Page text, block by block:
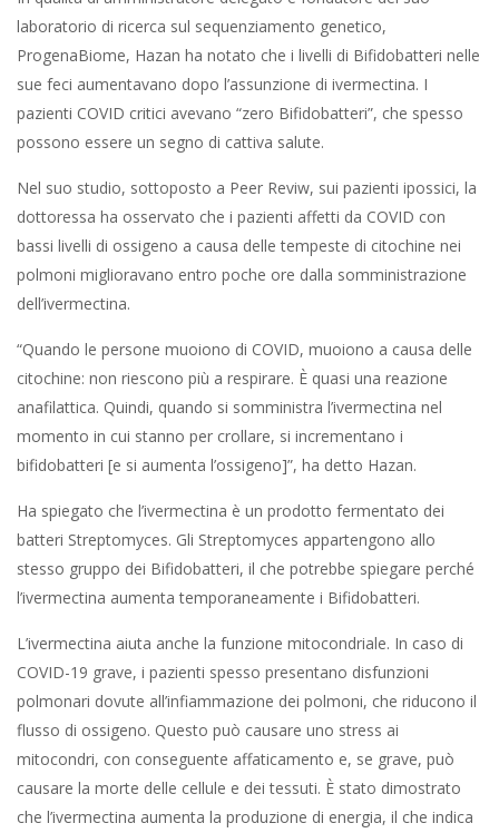
laboratorio di ricerca sul sequenziamento genetico,
ProgenaBiome, Hazan ha notato che i livelli di Bifidobatteri nelle
sue feci aumentavano dopo l’assunzione di ivermectina. I
pazienti COVID critici avevano “zero Bifidobatteri”, che spesso
possono essere un segno di cattiva salute.
Nel suo studio, sottoposto a Peer Reviw, sui pazienti ipossici, la
dottoressa ha osservato che i pazienti affetti da COVID con
bassi livelli di ossigeno a causa delle tempeste di citochine nei
polmoni miglioravano entro poche ore dalla somministrazione
dell’ivermectina.
“Quando le persone muoiono di COVID, muoiono a causa delle
citochine: non riescono più a respirare. È quasi una reazione
anafilattica. Quindi, quando si somministra l’ivermectina nel
momento in cui stanno per crollare, si incrementano i
bifidobatteri [e si aumenta l’ossigeno]”, ha detto Hazan.
Ha spiegato che l’ivermectina è un prodotto fermentato dei
batteri Streptomyces. Gli Streptomyces appartengono allo
stesso gruppo dei Bifidobatteri, il che potrebbe spiegare perché
l’ivermectina aumenta temporaneamente i Bifidobatteri.
L’ivermectina aiuta anche la funzione mitocondriale. In caso di
COVID-19 grave, i pazienti spesso presentano disfunzioni
polmonari dovute all’infiammazione dei polmoni, che riducono il
flusso di ossigeno. Questo può causare uno stress ai
mitocondri, con conseguente affaticamento e, se grave, può
causare la morte delle cellule e dei tessuti. È stato dimostrato
che l’ivermectina aumenta la produzione di energia, il che indica